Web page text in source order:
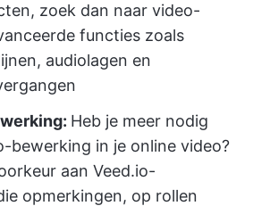
zoek dan naar video-
functies zoals
audiolagen en
Heb je meer nodig
bewerking in je online video?
aan Veed.io-
opmerkingen, op rollen